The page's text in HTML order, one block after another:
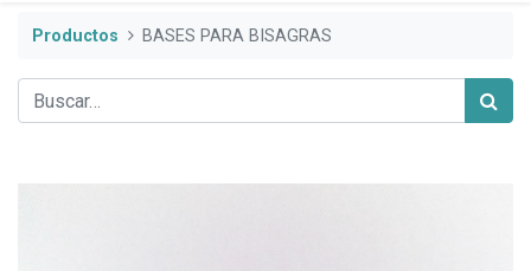
Productos BASES PARA BISAGRAS